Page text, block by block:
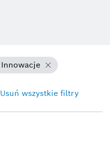
Innowacje
Usuń wszystkie filtry